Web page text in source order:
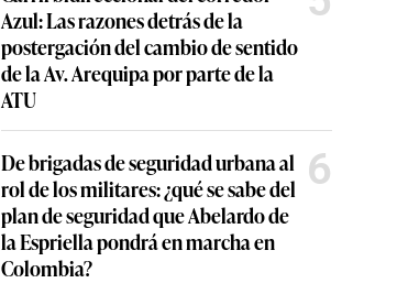
Azul: Las razones detrás de la
postergación del cambio de sentido
de la Av. Arequipa por parte de la
ATU
De brigadas de seguridad urbana al
rol de los militares: ¿qué se sabe del
plan de seguridad que Abelardo de
la Espriella pondrá en marcha en
Colombia?
6